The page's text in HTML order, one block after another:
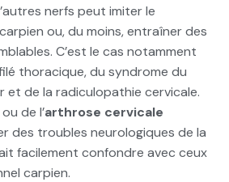
nerfs peut imiter le
ou, du moins, entraîner des
C’est le cas notamment
thoracique, du syndrome du
et de la radiculopathie cervicale.
ou de l’arthrose cervicale
des troubles neurologiques de la
facilement confondre avec ceux
carpien.